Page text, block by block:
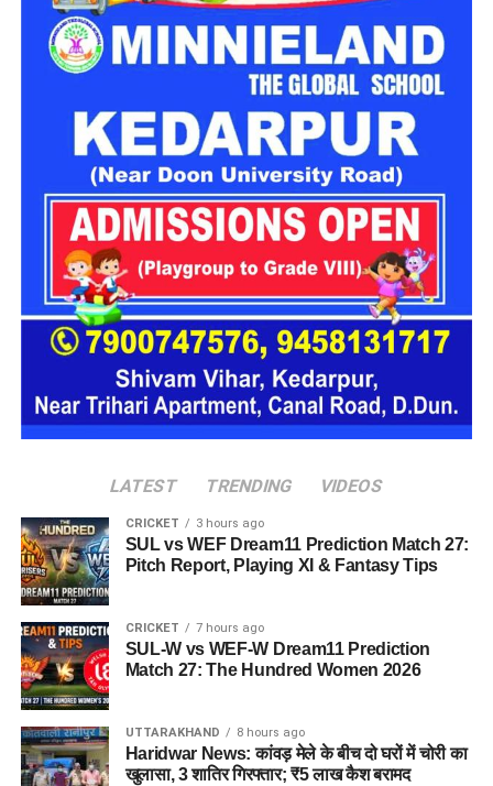
कांग्रेस ने इस मुद्दे पर भाजपा को घेरा
कांग्रेस ने इस मुद्दे पर भाजपा को घेरते हुए कहा कि आंदोलन कर रहे युवाओं
के लिए इस तरह की भाषा का इस्तेमाल दुर्भाग्यपूर्ण है। पार्टी नेताओं का
कहना है कि जिन छात्रों ने अपने भविष्य और रोजगार से जुड़े मुद्दों को लेकर
लगातार संघर्ष किया, उनके प्रति सम्मानजनक व्यवहार होना चाहिए।
कांग्रेस प्रवक्ता प्रतिमा सिंह ने कहा कि लाखों युवाओं की आवाज को
नजरअंदाज नहीं किया जा सकता। उनके अनुसार, छात्रों के आंदोलन और
जनदबाव के बाद ही केंद्र सरकार को महत्वपूर्ण निर्णय लेने पड़े। उन्होंने
आरोप लगाया कि भाजपा प्रदेश अध्यक्ष की टिप्पणी करोड़ों छात्रों और
युवाओं की भावनाओं को ठेस पहुंचाने वाली है।
LATEST TRENDING VIDEOS
CRICKET 3 hours ago
SUL vs WEF Dream11 Prediction Match 27:
Pitch Report, Playing XI & Fantasy Tips
CRICKET 7 hours ago
SUL-W vs WEF-W Dream11 Prediction
Match 27: The Hundred Women 2026
UTTARAKHAND 8 hours ago
Haridwar News: कांवड़ मेले के बीच दो घरों में चोरी का
खुलासा, 3 शातिर गिरफ्तार; ₹5 लाख कैश बरामद